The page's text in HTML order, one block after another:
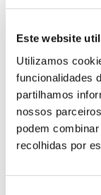
Este website
Utilizamos
funcionalidades
partilhamos
nossos
podem
recolhidas por